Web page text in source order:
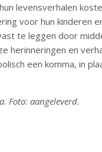
levensverhalen
voor hun kinderen
te leggen door
herinneringen en
een komma, in
Foto: aangeleverd.